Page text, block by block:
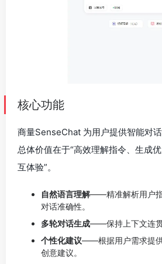
核心功能
商量SenseChat 为用户提供智能对
总体价值在于“高效理解指令、生成
互体验”。
自然语言理解——精准解析用户
对话准确性。
多轮对话生成——保持上下文连贯
个性化建议——根据用户需求提
创意建议。